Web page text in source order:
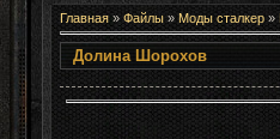
Главная» Файлы» Моды сталкер»
Долина